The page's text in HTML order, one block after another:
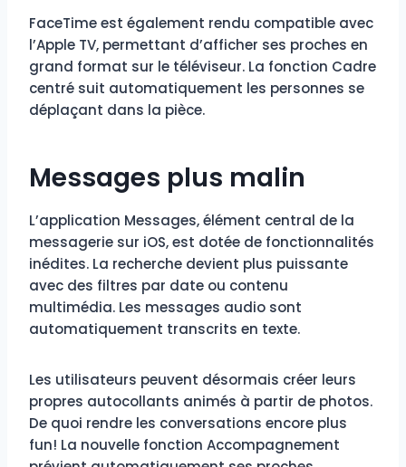
FaceTime est également rendu compatible avec
l’Apple TV, permettant d’afficher ses proches en
grand format sur le téléviseur. La fonction Cadre
centré suit automatiquement les personnes se
déplaçant dans la pièce.
Messages plus malin
L’application Messages, élément central de la
messagerie sur iOS, est dotée de fonctionnalités
inédites. La recherche devient plus puissante
avec des filtres par date ou contenu
multimédia. Les messages audio sont
automatiquement transcrits en texte.
Les utilisateurs peuvent désormais créer leurs
propres autocollants animés à partir de photos.
De quoi rendre les conversations encore plus
fun! La nouvelle fonction Accompagnement